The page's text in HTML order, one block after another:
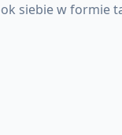
siebie w formie